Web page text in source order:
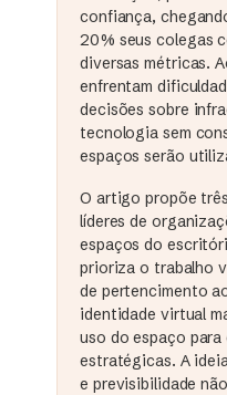
confiança,
20% seus colegas
diversas métricas.
enfrentam
decisões sobre
tecnologia sem
espaços serão
O artigo propõe
líderes de
espaços do
prioriza o trabalho
de pertencimento
identidade virtual
uso do espaço para
estratégicas. A
e previsibilidade